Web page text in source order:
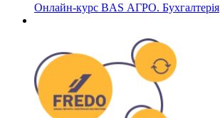
Онлайн-курс BAS АГРО. Бухгалтерія